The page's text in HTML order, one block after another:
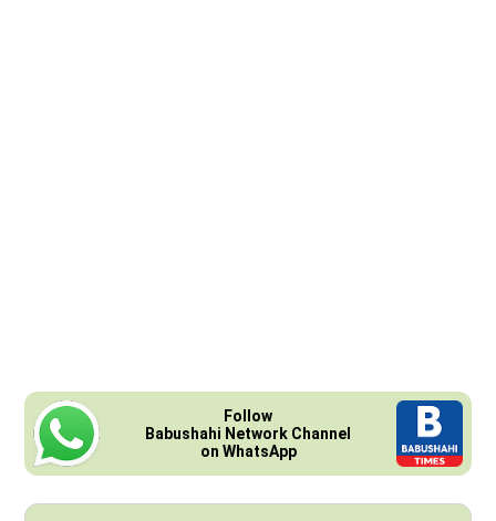
Follow
Babushahi Network Channel
on WhatsApp